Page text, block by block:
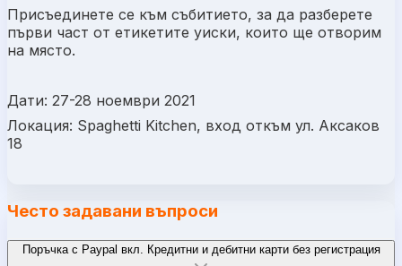
Присъединете се към събитието, за да разберете
първи част от етикетите уиски, които ще отворим
на място.
Дати: 27-28 ноември 2021
Локация: Spaghetti Kitchen, вход откъм ул. Аксаков
18
Често задавани въпроси
Поръчка с Paypal вкл. Кредитни и дебитни карти без регистрация